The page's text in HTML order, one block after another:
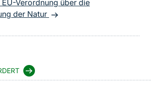
Verordnung über die
der Natur